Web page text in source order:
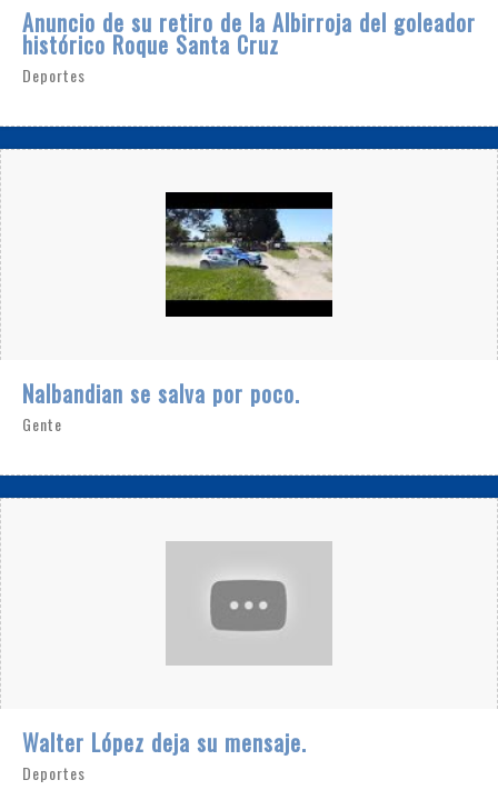
Anuncio de su retiro de la Albirroja del goleador
histórico Roque Santa Cruz
Deportes
Nalbandian se salva por poco.
Gente
Walter López deja su mensaje.
Deportes